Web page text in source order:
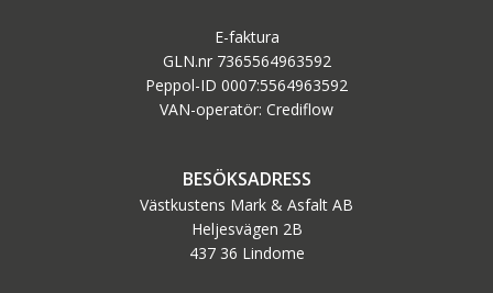
E-faktura
GLN.nr 7365564963592
Peppol-ID 0007:5564963592
VAN-operatör: Crediflow
BESÖKSADRESS
Västkustens Mark & Asfalt AB
Heljesvägen 2B
437 36 Lindome